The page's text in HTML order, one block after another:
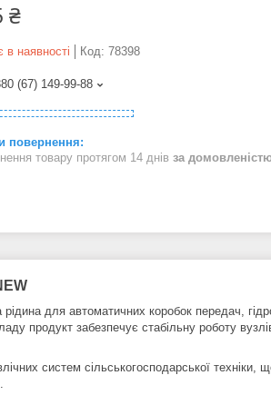
₴
в наявності Код: 78398
(67) 149-99-88
товару протягом 14 днів за
для автоматичних коробок передач,
продукт забезпечує стабільну роботу
систем сільськогосподарської техніки,